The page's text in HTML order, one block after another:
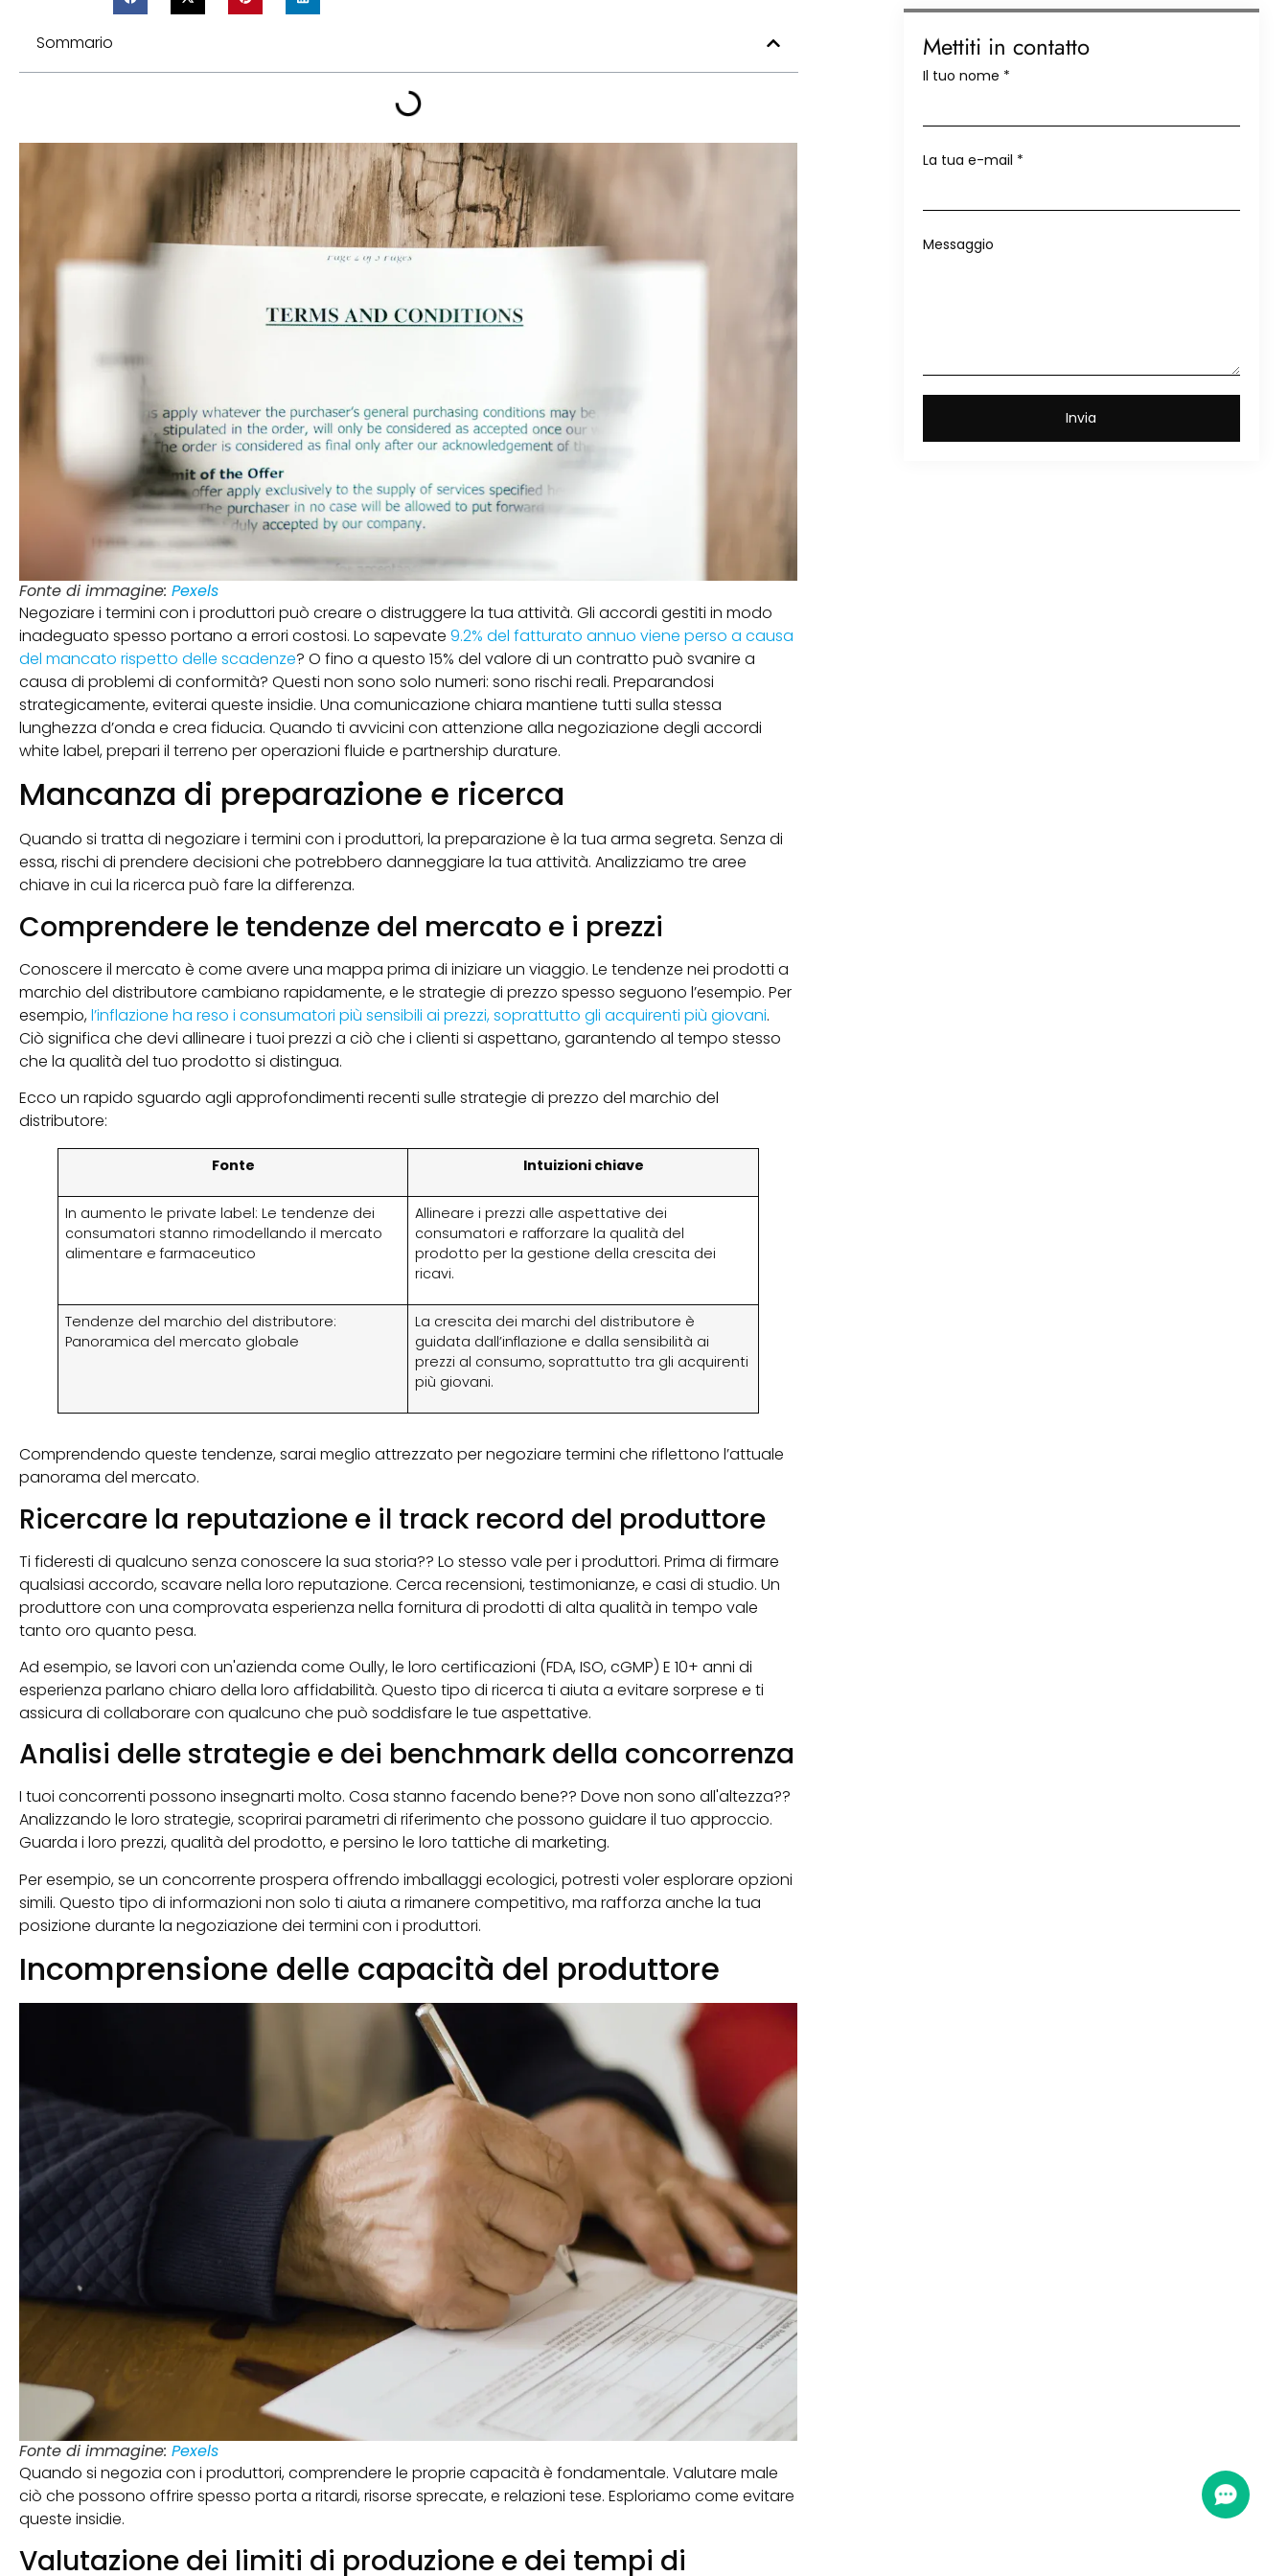
Sommario
Fonte di immagine:Pexels
Negoziare i termini con i produttori può creare o distruggere la tua attività. Gli accordi gestiti in modo
inadeguato spesso portano a errori costosi. Lo sapevate 9.2% del fatturato annuo viene perso a causa
del mancato rispetto delle scadenze? O fino a questo 15% del valore di un contratto può svanire a
causa di problemi di conformità? Questi non sono solo numeri: sono rischi reali. Preparandosi
strategicamente, eviterai queste insidie. Una comunicazione chiara mantiene tutti sulla stessa
lunghezza d’onda e crea fiducia. Quando ti avvicini con attenzione alla negoziazione degli accordi
white label, prepari il terreno per operazioni fluide e partnership durature.
Mancanza di preparazione e ricerca
Quando si tratta di negoziare i termini con i produttori, la preparazione è la tua arma segreta. Senza di
essa, rischi di prendere decisioni che potrebbero danneggiare la tua attività. Analizziamo tre aree
chiave in cui la ricerca può fare la differenza.
Comprendere le tendenze del mercato e i prezzi
Conoscere il mercato è come avere una mappa prima di iniziare un viaggio. Le tendenze nei prodotti a
marchio del distributore cambiano rapidamente, e le strategie di prezzo spesso seguono l’esempio. Per
esempio,l’inflazione ha reso i consumatori più sensibili ai prezzi, soprattutto gli acquirenti più giovani.
Ciò significa che devi allineare i tuoi prezzi a ciò che i clienti si aspettano, garantendo al tempo stesso
che la qualità del tuo prodotto si distingua.
Ecco un rapido sguardo agli approfondimenti recenti sulle strategie di prezzo del marchio del
distributore:
Fonte Intuizioni chiave
In aumento le private label: Le tendenze dei
consumatori stanno rimodellando il mercato
alimentare e farmaceutico
Allineare i prezzi alle aspettative dei
consumatori e rafforzare la qualità del
prodotto per la gestione della crescita dei
ricavi.
Tendenze del marchio del distributore:
Panoramica del mercato globale
La crescita dei marchi del distributore è
guidata dall’inflazione e dalla sensibilità ai
prezzi al consumo, soprattutto tra gli acquirenti
più giovani.
Comprendendo queste tendenze, sarai meglio attrezzato per negoziare termini che riflettono l’attuale
panorama del mercato.
Ricercare la reputazione e il track record del produttore
Ti fideresti di qualcuno senza conoscere la sua storia?? Lo stesso vale per i produttori. Prima di firmare
qualsiasi accordo, scavare nella loro reputazione. Cerca recensioni, testimonianze, e casi di studio. Un
produttore con una comprovata esperienza nella fornitura di prodotti di alta qualità in tempo vale
tanto oro quanto pesa.
Ad esempio, se lavori con un'azienda come Oully, le loro certificazioni (FDA, ISO, cGMP) E 10+ anni di
esperienza parlano chiaro della loro affidabilità. Questo tipo di ricerca ti aiuta a evitare sorprese e ti
assicura di collaborare con qualcuno che può soddisfare le tue aspettative.
Analisi delle strategie e dei benchmark della concorrenza
I tuoi concorrenti possono insegnarti molto. Cosa stanno facendo bene?? Dove non sono all'altezza??
Analizzando le loro strategie, scoprirai parametri di riferimento che possono guidare il tuo approccio.
Guarda i loro prezzi, qualità del prodotto, e persino le loro tattiche di marketing.
Per esempio, se un concorrente prospera offrendo imballaggi ecologici, potresti voler esplorare opzioni
simili. Questo tipo di informazioni non solo ti aiuta a rimanere competitivo, ma rafforza anche la tua
posizione durante la negoziazione dei termini con i produttori.
Incomprensione delle capacità del produttore
Fonte di immagine:Pexels
Quando si negozia con i produttori, comprendere le proprie capacità è fondamentale. Valutare male
ciò che possono offrire spesso porta a ritardi, risorse sprecate, e relazioni tese. Esploriamo come evitare
queste insidie.
Valutazione dei limiti di produzione e dei tempi di
Mettiti in contatto
Il tuo nome *
La tua e-mail *
Messaggio
Invia